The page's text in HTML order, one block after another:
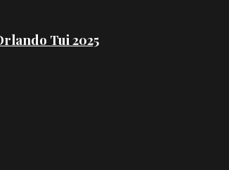
Tui 2025